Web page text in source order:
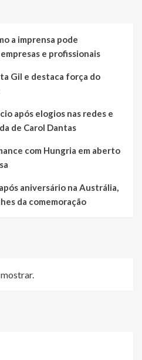
a imprensa pode
e profissionais
Gil e destaca força do
após elogios nas redes e
de Carol Dantas
com Hungria em aberto
aniversário na Austrália,
da comemoração